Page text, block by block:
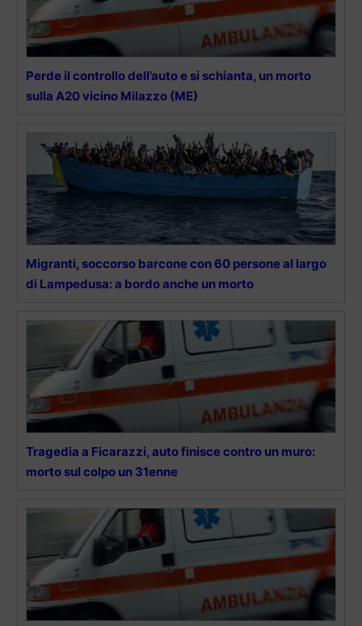
Perde il controllo dell’auto e si schianta, un morto
sulla A20 vicino Milazzo (ME)
Migranti, soccorso barcone con 60 persone al largo
di Lampedusa: a bordo anche un morto
Tragedia a Ficarazzi, auto finisce contro un muro:
morto sul colpo un 31enne